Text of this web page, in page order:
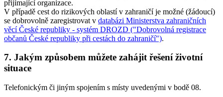
přijímající organizace.
V případě cest do rizikových oblastí v zahraničí je možné (žádoucí)
se dobrovolně zaregistrovat v databázi Ministerstva zahraničních
věcí České republiky - systém DROZD ("Dobrovolná registrace
občanů České republiky při cestách do zahraničí").
7. Jakým způsobem můžete zahájit řešení životní
situace
Telefonickým či jiným spojením s místy uvedenými v bodě 08.